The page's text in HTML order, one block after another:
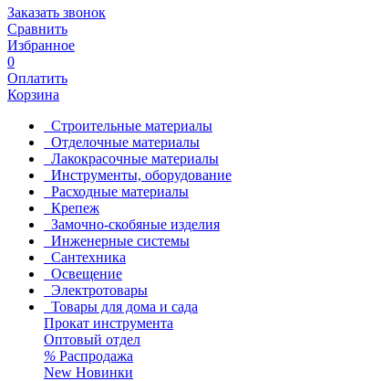
Заказать звонок
Сравнить
Избранное
0
Оплатить
Корзина
Строительные материалы
Отделочные материалы
Лакокрасочные материалы
Инструменты, оборудование
Расходные материалы
Крепеж
Замочно-скобяные изделия
Инженерные системы
Сантехника
Освещение
Электротовары
Товары для дома и сада
Прокат инструмента
Оптовый отдел
% Распродажа
New Новинки